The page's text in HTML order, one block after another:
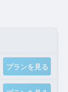
プランを見る